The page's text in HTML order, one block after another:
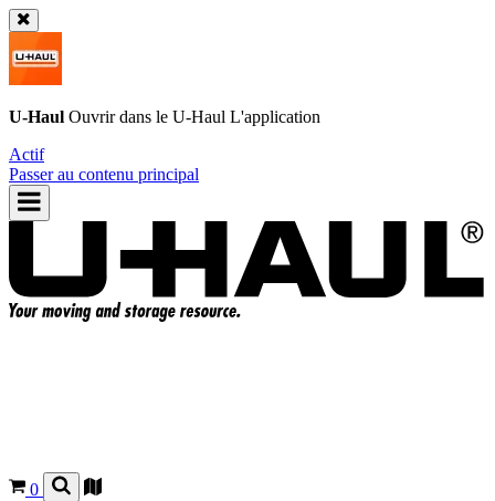
U-Haul Ouvrir dans le U-Haul L'application
Actif
Passer au contenu principal
0